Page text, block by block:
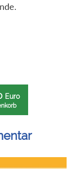
Euro